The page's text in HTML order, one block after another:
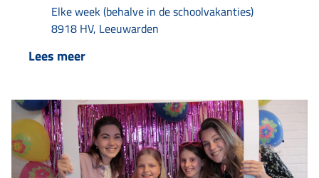
v=6fi1RSYQoaM
Elke week (behalve in de schoolvakanties)
8918 HV, Leeuwarden
Lees meer